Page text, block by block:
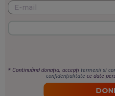
* Continuând donația, accepți termenii si
confidențialitate ce date